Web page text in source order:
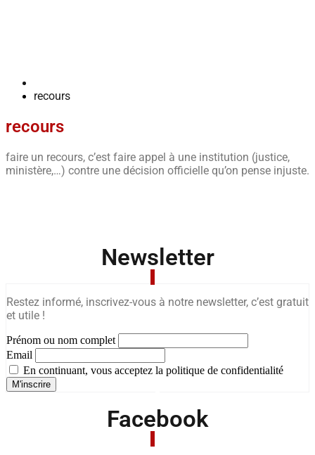
recours
recours
faire un recours, c’est faire appel à une institution (justice,
ministère,…) contre une décision officielle qu’on pense injuste.
Newsletter
Restez informé, inscrivez-vous à notre newsletter, c’est gratuit
et utile !
Prénom ou nom complet
Email
En continuant, vous acceptez la politique de confidentialité
Facebook